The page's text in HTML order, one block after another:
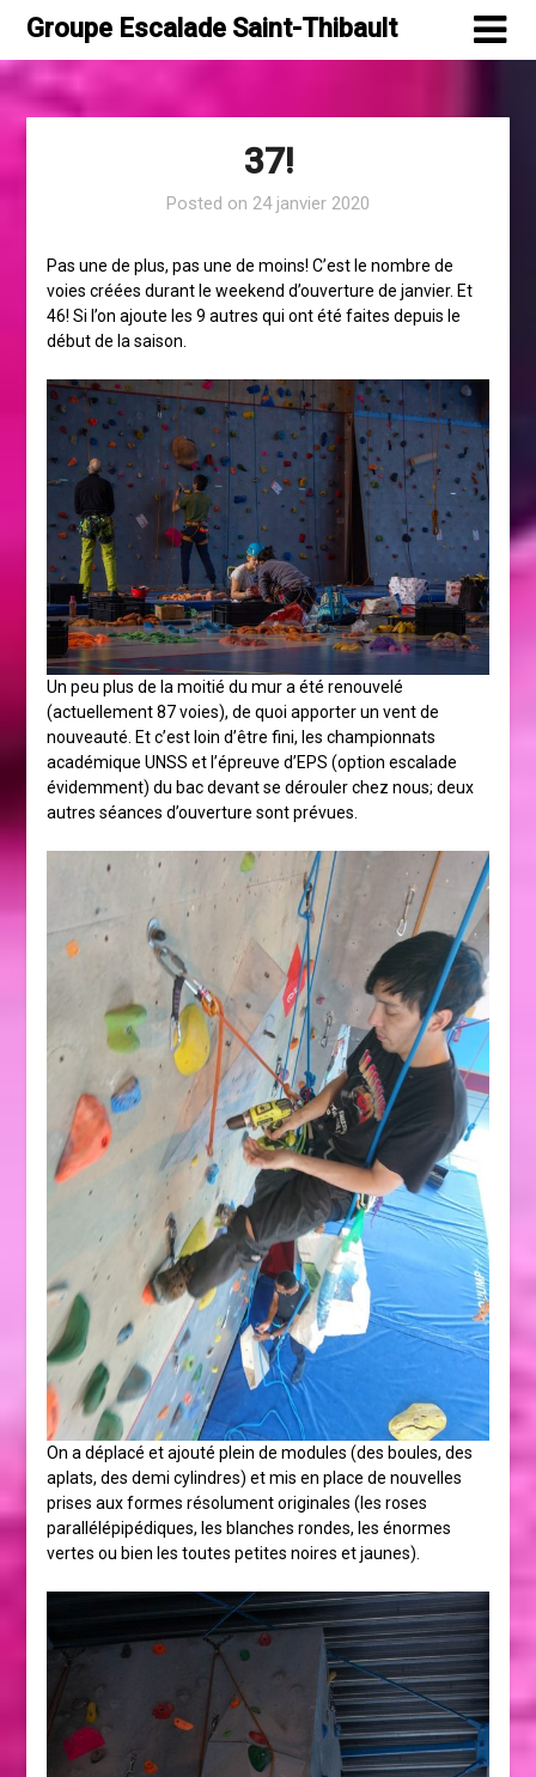
Skip
content
Groupe Escalade Saint-Thibault
37!
Posted on 24 janvier 2020
Pas une de plus, pas une de moins! C’est le nombre de
voies créées durant le weekend d’ouverture de janvier. Et
46! Si l’on ajoute les 9 autres qui ont été faites depuis le
début de la saison.
Un peu plus de la moitié du mur a été renouvelé
(actuellement 87 voies), de quoi apporter un vent de
nouveauté. Et c’est loin d’être fini, les championnats
académique UNSS et l’épreuve d’EPS (option escalade
évidemment) du bac devant se dérouler chez nous; deux
autres séances d’ouverture sont prévues.
On a déplacé et ajouté plein de modules (des boules, des
aplats, des demi cylindres) et mis en place de nouvelles
prises aux formes résolument originales (les roses
parallélépipédiques, les blanches rondes, les énormes
vertes ou bien les toutes petites noires et jaunes).